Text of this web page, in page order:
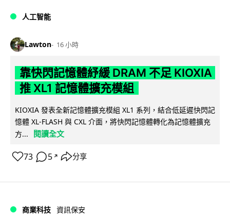
人工智能
Lawton 16 小時
靠快閃記憶體紓緩 DRAM 不足 KIOXIA
推 XL1 記憶體擴充模組
KIOXIA 發表全新記憶體擴充模組 XL1 系列，結合低延遲快閃記
憶體 XL-FLASH 與 CXL 介面，將快閃記憶體轉化為記憶體擴充
方...
閱讀全文
73 5 ↗ 分享
商業科技 資訊保安